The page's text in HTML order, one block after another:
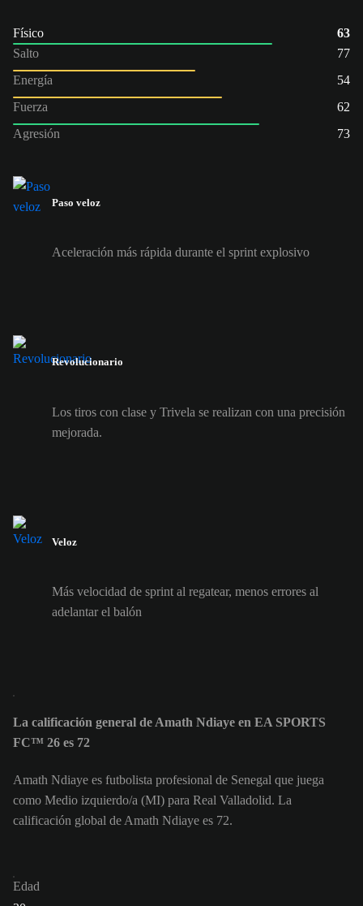
Físico
63
Salto
77
Energía
54
Fuerza
62
Agresión
73
Paso veloz
Aceleración más rápida durante el sprint explosivo
Revolucionario
Los tiros con clase y Trivela se realizan con una precisión
mejorada.
Veloz
Más velocidad de sprint al regatear, menos errores al
adelantar el balón
La calificación general de Amath Ndiaye en EA SPORTS
FC™ 26 es 72
Amath Ndiaye es futbolista profesional de Senegal que juega
como Medio izquierdo/a (MI) para Real Valladolid. La
calificación global de Amath Ndiaye es 72.
Edad